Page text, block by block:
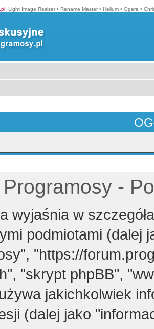
: Light Image Resizer • Rename Master • Helium • Opera •
-
wyjaśnia w
podmiotami (dalej
"https://
"skrypt phpBB",
jakichkolwiek
(dalej jako